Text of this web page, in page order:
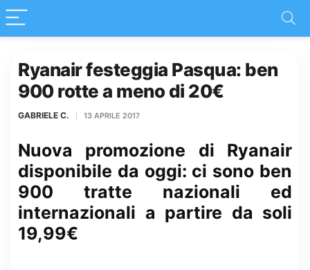
Ryanair festeggia Pasqua: ben
900 rotte a meno di 20€
GABRIELE C. 13 APRILE 2017
Nuova promozione di Ryanair
disponibile da oggi: ci sono ben
900 tratte nazionali ed
internazionali a partire da soli
19,99€